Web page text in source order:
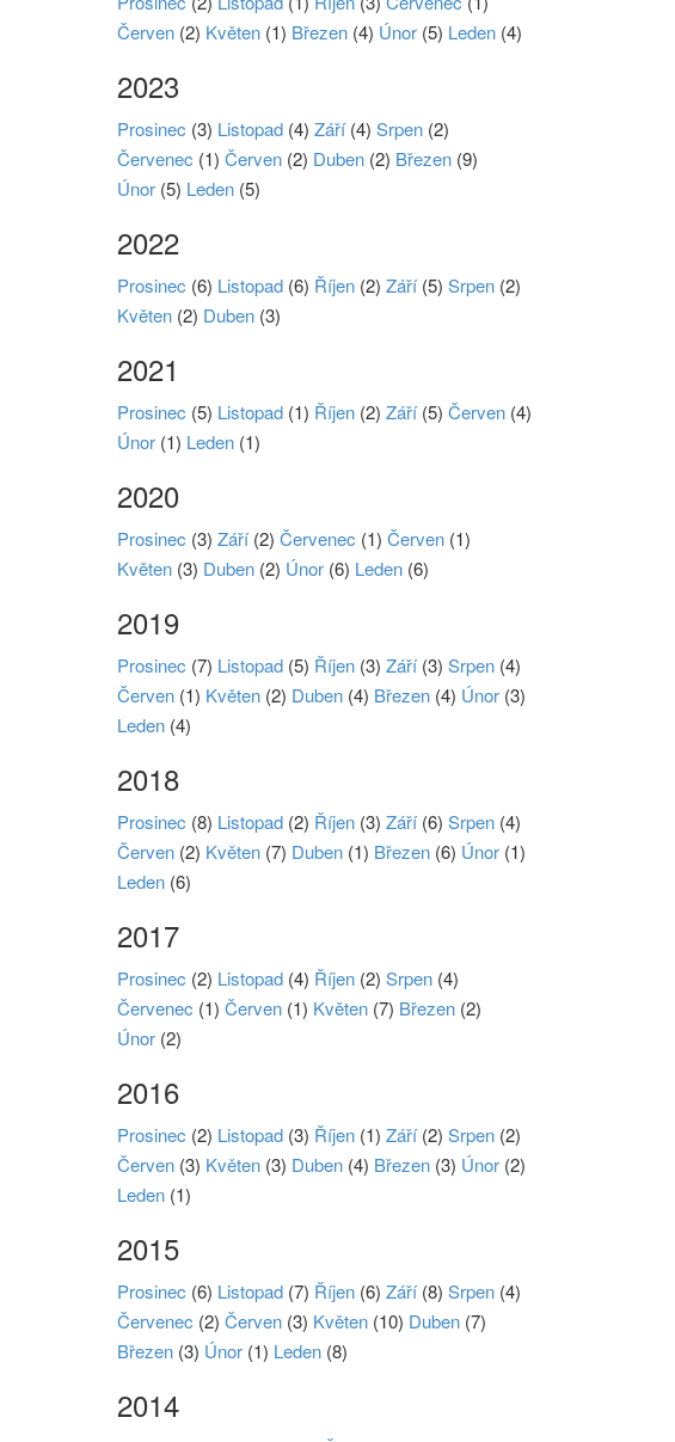
Červen (2) Květen (1) Březen (4) Únor (5) Leden (4)
2023
Prosinec (3) Listopad (4) Září(4) Srpen (2)
Červenec (1) Červen (2) Duben (2) Březen (9)
Únor (5) Leden (5)
2022
Prosinec (6) Listopad (6) Říjen (2) Září(5) Srpen (2)
Květen (2) Duben (3)
2021
Prosinec (5) Listopad (1) Říjen (2) Září(5) Červen (4)
Únor (1) Leden (1)
2020
Prosinec (3) Září(2) Červenec (1) Červen (1)
Květen (3) Duben (2) Únor (6) Leden (6)
2019
Prosinec (7) Listopad (5) Říjen (3) Září(3) Srpen (4)
Červen (1) Květen (2) Duben (4) Březen (4) Únor (3)
Leden (4)
2018
Prosinec (8) Listopad (2) Říjen (3) Září(6) Srpen (4)
Červen (2) Květen (7) Duben (1) Březen (6) Únor (1)
Leden (6)
2017
Prosinec (2) Listopad (4) Říjen (2) Srpen (4)
Červenec (1) Červen (1) Květen (7) Březen (2)
Únor (2)
2016
Prosinec (2) Listopad (3) Říjen (1) Září(2) Srpen (2)
Červen (3) Květen (3) Duben (4) Březen (3) Únor (2)
Leden (1)
2015
Prosinec (6) Listopad (7) Říjen (6) Září(8) Srpen (4)
Červenec (2) Červen (3) Květen (10) Duben (7)
Březen (3) Únor (1) Leden (8)
2014